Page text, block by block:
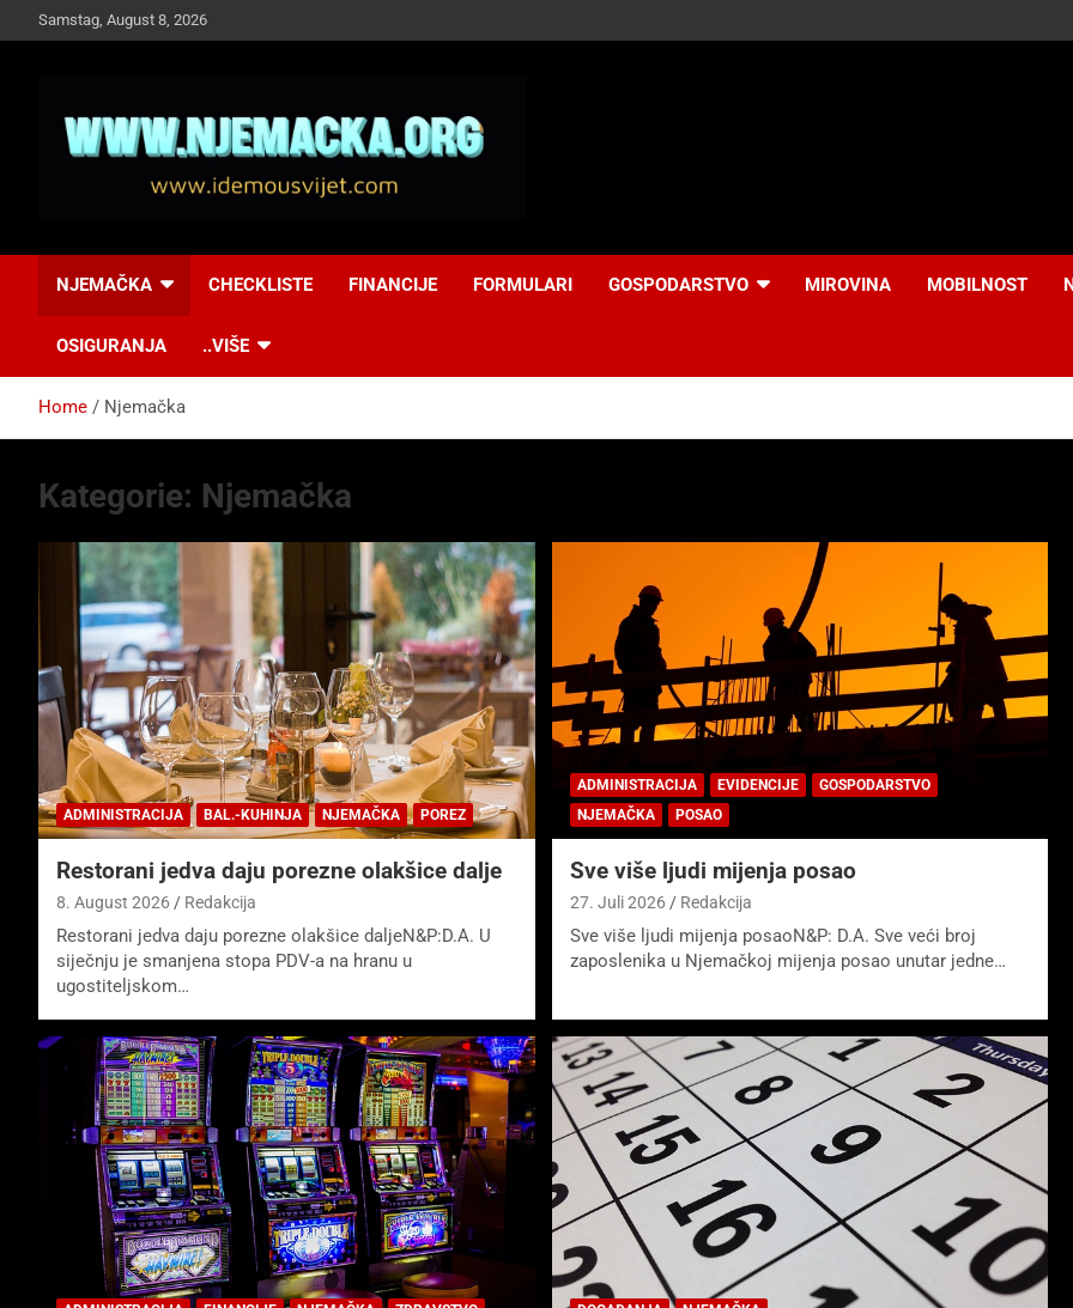
to
Samstag, August 8, 2026
Idemo u Svijet-
Njemacka!
NJEMAČKA CHECKLISTE FINANCIJE FORMULARI GOSPODARSTVO MIROVINA MOBILNOST
OSIGURANJA ..VIŠE
Home Njemačka
Kategorie: Njemačka
ADMINISTRACIJA BAL.-KUHINJA NJEMAČKA POREZ
Restorani jedva daju porezne olakšice dalje
8. August 2026 Redakcija
Restorani jedva daju porezne olakšice daljeN&P:D.A. U
siječnju je smanjena stopa PDV-a na hranu u
ugostiteljskom…
ADMINISTRACIJA EVIDENCIJE
GOSPODARSTVO
NJEMAČKA
POSAO
Sve više ljudi mijenja posao
27. Juli 2026 Redakcija
Sve više ljudi mijenja posaoN&P: D.A. Sve veći broj
zaposlenika u Njemačkoj mijenja posao unutar jedne…